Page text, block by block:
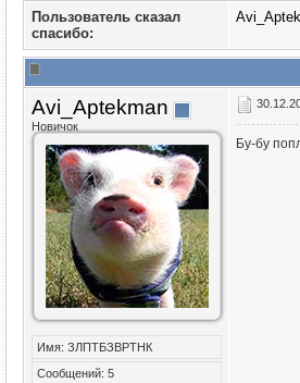
Пользователь сказал
cпасибо:
Avi_Aptekman
Новичок
Имя: ЗЛПТБЗВРТНК
Сообщений: 5
Бу-бу